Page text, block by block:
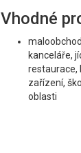
Vhodné
kanceláře,
restaurace,
zařízení,
oblasti